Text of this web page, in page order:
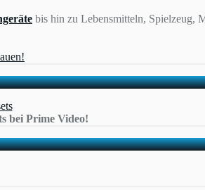
bis hin zu Lebensmitteln, Spielzeug,
bei Prime Video!